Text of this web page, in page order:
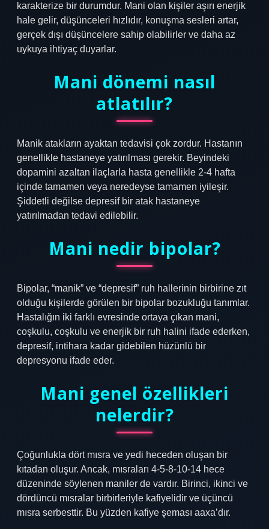
karakterize bir durumdur. Mani olan kişiler aşırı enerjik
hale gelir, düşünceleri hızlıdır, konuşma sesleri artar,
gerçek dışı düşüncelere sahip olabilirler ve daha az
uykuya ihtiyaç duyarlar.
Mani dönemi nasıl
atlatılır?
Manik atakların ayaktan tedavisi çok zordur. Hastanın
genellikle hastaneye yatırılması gerekir. Beyindeki
dopamini azaltan ilaçlarla hasta genellikle 2-4 hafta
içinde tamamen veya neredeyse tamamen iyileşir.
Şiddetli değilse depresif bir atak hastaneye
yatırılmadan tedavi edilebilir.
Mani nedir bipolar?
Bipolar, “manik” ve “depresif” ruh hallerinin birbirine zıt
olduğu kişilerde görülen bir bipolar bozukluğu tanımlar.
Hastalığın iki farklı evresinde ortaya çıkan mani,
coşkulu, coşkulu ve enerjik bir ruh halini ifade ederken,
depresif, intihara kadar gidebilen hüzünlü bir
depresyonu ifade eder.
Mani genel özellikleri
nelerdir?
Çoğunlukla dört mısra ve yedi heceden oluşan bir
kıtadan oluşur. Ancak, mısraları 4-5-8-10-14 hece
düzeninde söylenen maniler de vardır. Birinci, ikinci ve
dördüncü mısralar birbirleriyle kafiyelidir ve üçüncü
mısra serbesttir. Bu yüzden kafiye şeması aaxa’dır.